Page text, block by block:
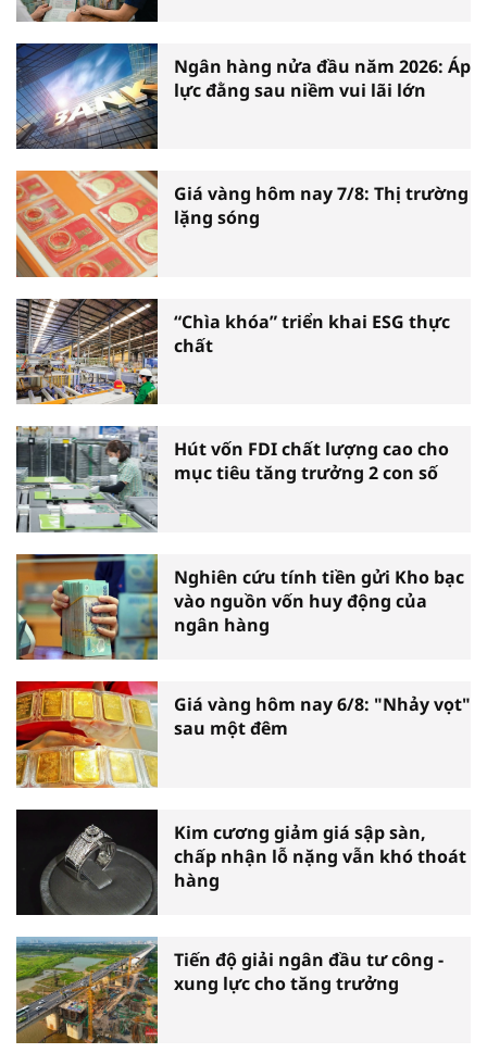
Ngân hàng nửa đầu năm 2026: Áp
lực đằng sau niềm vui lãi lớn
Giá vàng hôm nay 7/8: Thị trường
lặng sóng
“Chìa khóa” triển khai ESG thực
chất
Hút vốn FDI chất lượng cao cho
mục tiêu tăng trưởng 2 con số
Nghiên cứu tính tiền gửi Kho bạc
vào nguồn vốn huy động của
ngân hàng
Giá vàng hôm nay 6/8: "Nhảy vọt"
sau một đêm
Kim cương giảm giá sập sàn,
chấp nhận lỗ nặng vẫn khó thoát
hàng
Tiến độ giải ngân đầu tư công -
xung lực cho tăng trưởng